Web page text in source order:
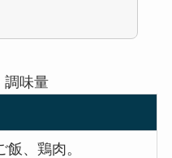
調味量
、鶏肉。